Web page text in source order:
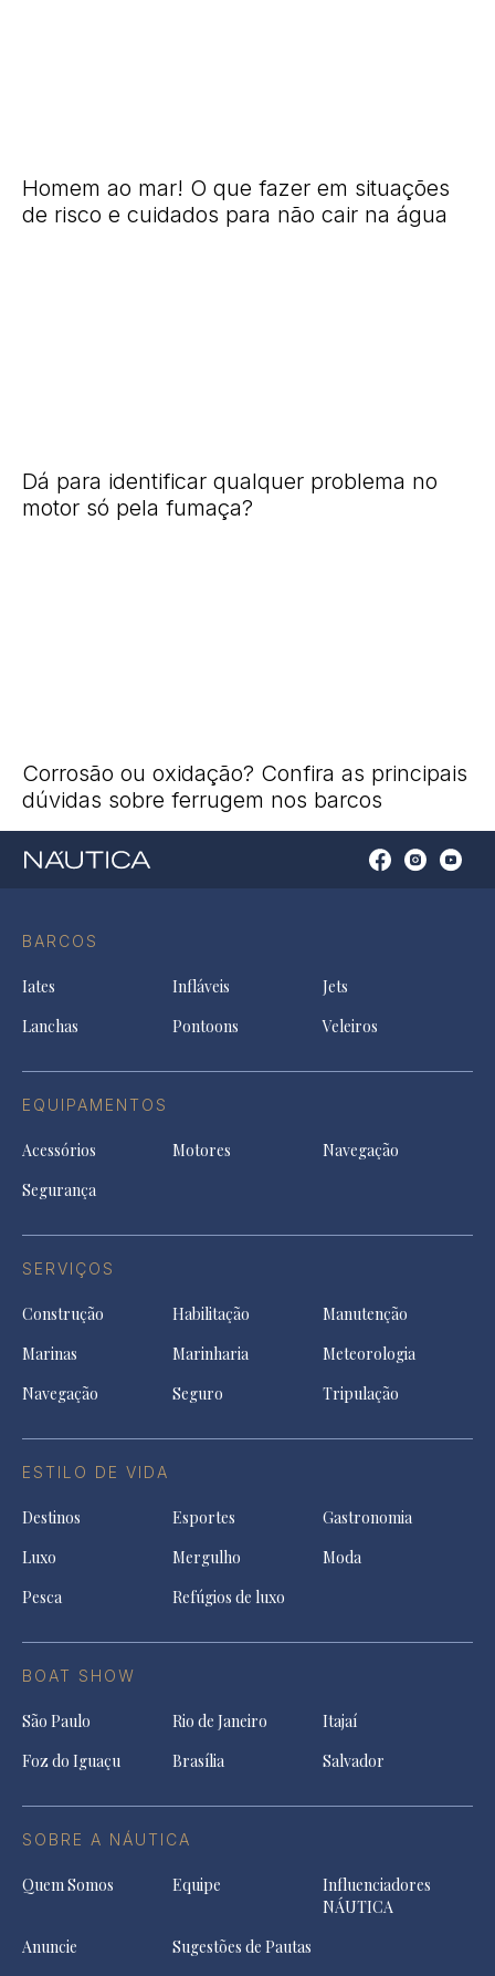
Homem ao mar! O que fazer em situações
de risco e cuidados para não cair na água
Dá para identificar qualquer problema no
motor só pela fumaça?
Corrosão ou oxidação? Confira as principais
dúvidas sobre ferrugem nos barcos
BARCOS
Iates Infláveis
Jets
Lanchas
Pontoons Veleiros
EQUIPAMENTOS
Acessórios Motores
Navegação
Segurança
SERVIÇOS
Construção Habilitação
Manutenção
Marinas
Marinharia
Meteorologia
Navegação
Seguro Tripulação
ESTILO DE VIDA
Destinos Esportes
Gastronomia
Luxo
Mergulho
Moda
Pesca
Refúgios de luxo
BOAT SHOW
São Paulo Rio de Janeiro
Itajaí
Foz do Iguaçu
Brasília Salvador
SOBRE A NÁUTICA
Quem Somos Equipe
Influenciadores
NÁUTICA
Anuncie
Sugestões de Pautas
OpenOpenOpen